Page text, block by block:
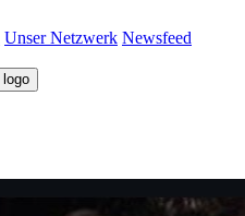
Unser Netzwerk Newsfeed